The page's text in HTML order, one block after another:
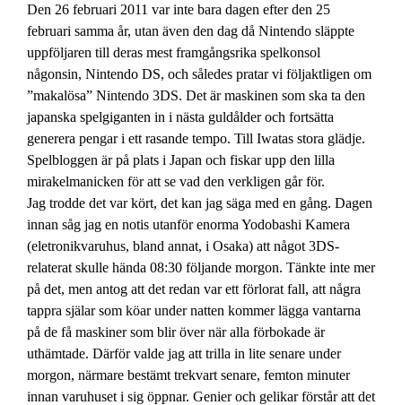
Den 26 februari 2011 var inte bara dagen efter den 25
februari samma år, utan även den dag då Nintendo släppte
uppföljaren till deras mest framgångsrika spelkonsol
någonsin, Nintendo DS, och således pratar vi följaktligen om
”makalösa” Nintendo 3DS. Det är maskinen som ska ta den
japanska spelgiganten in i nästa guldålder och fortsätta
generera pengar i ett rasande tempo. Till Iwatas stora glädje.
Spelbloggen är på plats i Japan och fiskar upp den lilla
mirakelmanicken för att se vad den verkligen går för.
Jag trodde det var kört, det kan jag säga med en gång. Dagen
innan såg jag en notis utanför enorma Yodobashi Kamera
(eletronikvaruhus, bland annat, i Osaka) att något 3DS-
relaterat skulle hända 08:30 följande morgon. Tänkte inte mer
på det, men antog att det redan var ett förlorat fall, att några
tappra själar som köar under natten kommer lägga vantarna
på de få maskiner som blir över när alla förbokade är
uthämtade. Därför valde jag att trilla in lite senare under
morgon, närmare bestämt trekvart senare, femton minuter
innan varuhuset i sig öppnar. Genier och gelikar förstår att det